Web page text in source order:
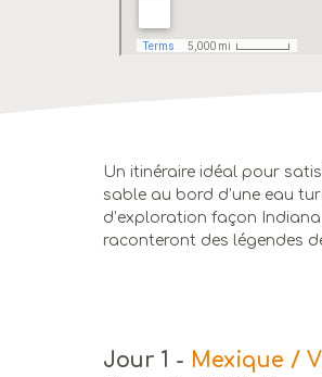
Un itinéraire idéal pour
sable au bord d’une eau
d’exploration façon
raconteront des légendes
Jour 1 - Mexique /